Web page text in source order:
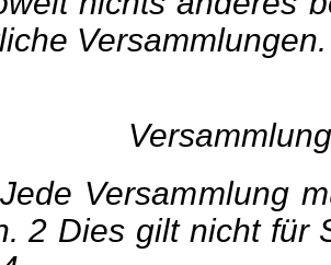
Versammlungen.
Versammlung
2 Dies gilt nicht für